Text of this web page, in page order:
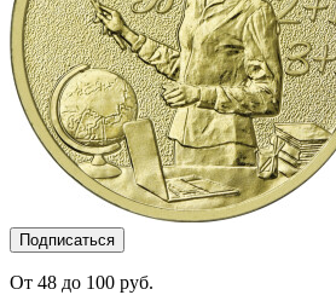
Подписаться
От 48 до 100 руб.